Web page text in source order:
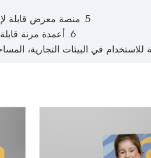
5. منصة معرض قابلة لإعادة التهيئة، دقة عالية، تصميم فني بالألوان الكاملة، نسيج مقاوم للحريق: DIN 4102 الفئة B1
6. أعمدة مرنة قابلة للتعديل - التركيب الذاتي السهل في أقل من 10 دقائق، تركيب بنظام الضغط - لا حاجة لأدوات